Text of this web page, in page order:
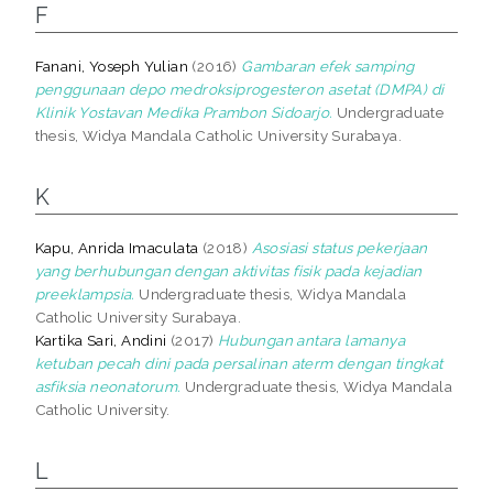
F
Fanani, Yoseph Yulian (2016) Gambaran efek samping
penggunaan depo medroksiprogesteron asetat (DMPA) di
Klinik Yostavan Medika Prambon Sidoarjo. Undergraduate
thesis, Widya Mandala Catholic University Surabaya.
K
Kapu, Anrida Imaculata (2018) Asosiasi status pekerjaan
yang berhubungan dengan aktivitas fisik pada kejadian
preeklampsia. Undergraduate thesis, Widya Mandala
Catholic University Surabaya.
Kartika Sari, Andini (2017) Hubungan antara lamanya
ketuban pecah dini pada persalinan aterm dengan tingkat
asfiksia neonatorum. Undergraduate thesis, Widya Mandala
Catholic University.
L